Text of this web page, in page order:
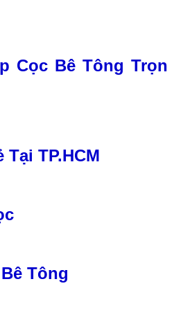
Bê Tông Trọn
TP.HCM
Tông